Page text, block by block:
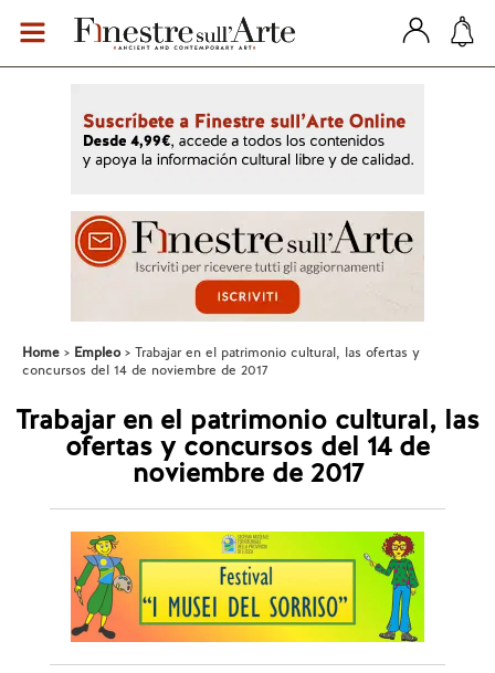
Home Empleo
Trabajar en el patrimonio cultural, las ofertas y
concursos del 14 de noviembre de 2017
Trabajar en el patrimonio cultural, las
ofertas y concursos del 14 de
noviembre de 2017